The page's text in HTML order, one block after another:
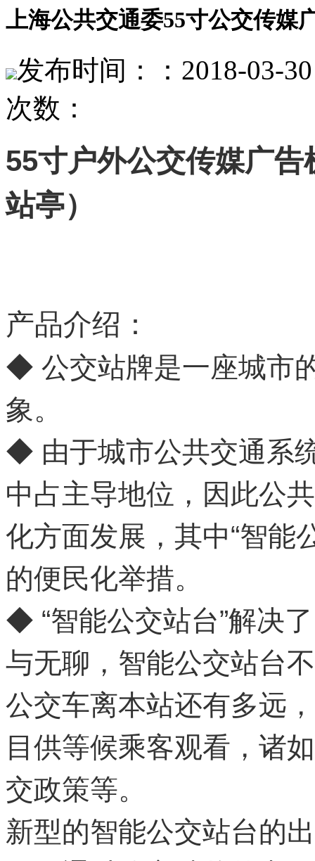
上海公共交通委55寸公交传媒
发布时间：：2018-03-
次数：
55寸户外公交传媒广
站亭）
产品介绍：
◆ 公交站牌是一座城市
象。
◆ 由于城市公共交通系
中占主导地位，因此公
化方面发展，其中“智能
的便民化举措。
◆ “智能公交站台”解决
与无聊，智能公交站台
公交车离本站还有多远
目供等候乘客观看，诸
交政策等。
新型的智能公交站台的